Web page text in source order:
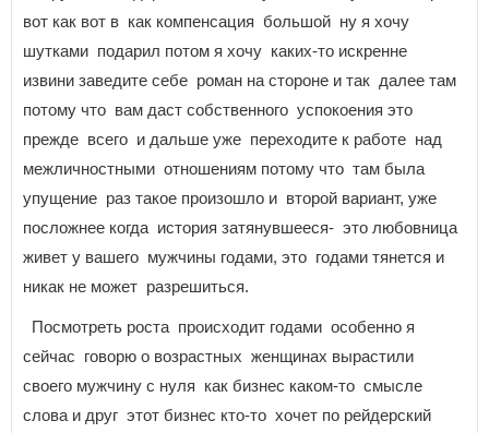
вот как вот в как компенсация большой ну я хочу
шутками подарил потом я хочу каких-то искренне
извини заведите себе роман на стороне и так далее там
потому что вам даст собственного успокоения это
прежде всего и дальше уже переходите к работе над
межличностными отношениям потому что там была
упущение раз такое произошло и второй вариант, уже
посложнее когда история затянувшееся- это любовница
живет у вашего мужчины годами, это годами тянется и
никак не может разрешиться.
Посмотреть роста происходит годами особенно я
сейчас говорю о возрастных женщинах вырастили
своего мужчину с нуля как бизнес каком-то смысле
слова и друг этот бизнес кто-то хочет по рейдерский